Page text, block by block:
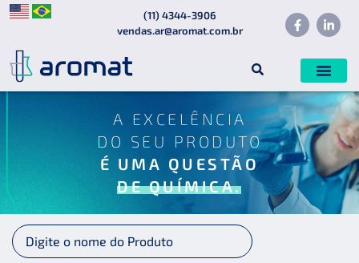
(11) 4344-3906
vendas.ar@aromat.com.br
A EXCELÊNCIA
DO SEU PRODUTO
É UMA QUESTÃO
DE QUÍMICA.